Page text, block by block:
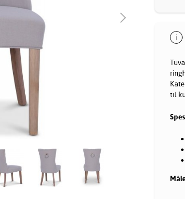
til